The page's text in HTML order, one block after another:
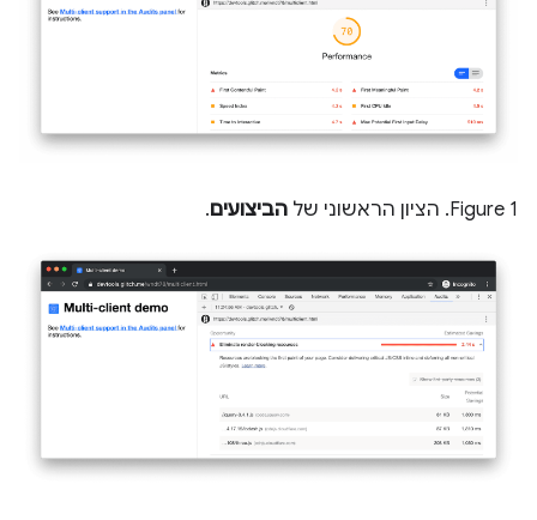
Figure 1. הציון הראשוני של הביצועים.